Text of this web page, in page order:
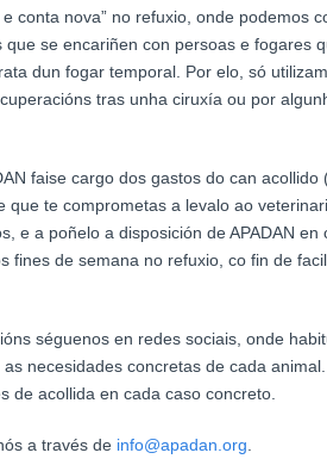
conta nova” no refuxio, onde podemos
se encariñen con persoas e fogares
dun fogar temporal. Por elo, só
tras unha ciruxía ou por
faise cargo dos gastos do can
que te comprometas a levalo ao
e a poñelo a disposición de APADAN
fines de semana no refuxio, co fin de
séguenos en redes sociais, onde
necesidades concretas de cada
de acollida en cada caso concreto.
a través de info@apadan.org